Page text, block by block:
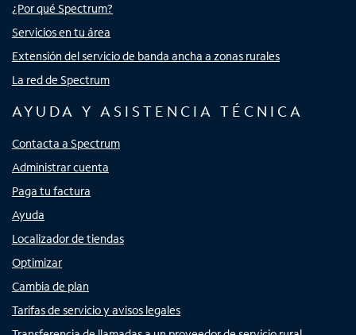
¿Por qué Spectrum?
Servicios en tu área
Extensión del servicio de banda ancha a zonas rurales
La red de Spectrum
AYUDA Y ASISTENCIA TÉCNICA
Contacta a Spectrum
Administrar cuenta
Paga tu factura
Ayuda
Localizador de tiendas
Optimizar
Cambia de plan
Tarifas de servicio y avisos legales